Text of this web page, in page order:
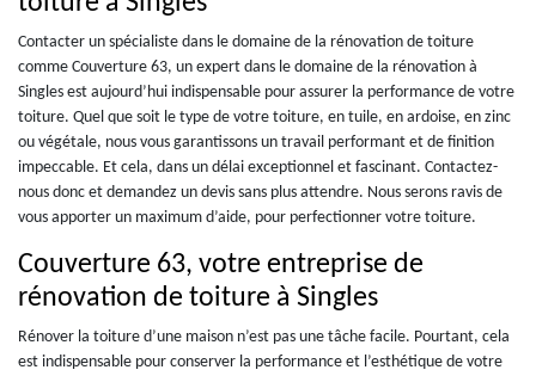
Contacter un spécialiste dans le domaine de la rénovation de toiture
comme Couverture 63, un expert dans le domaine de la rénovation à
Singles est aujourd’hui indispensable pour assurer la performance de votre
toiture. Quel que soit le type de votre toiture, en tuile, en ardoise, en zinc
ou végétale, nous vous garantissons un travail performant et de finition
impeccable. Et cela, dans un délai exceptionnel et fascinant. Contactez-
nous donc et demandez un devis sans plus attendre. Nous serons ravis de
vous apporter un maximum d’aide, pour perfectionner votre toiture.
Couverture 63, votre entreprise de
rénovation de toiture à Singles
Rénover la toiture d’une maison n’est pas une tâche facile. Pourtant, cela
est indispensable pour conserver la performance et l’esthétique de votre